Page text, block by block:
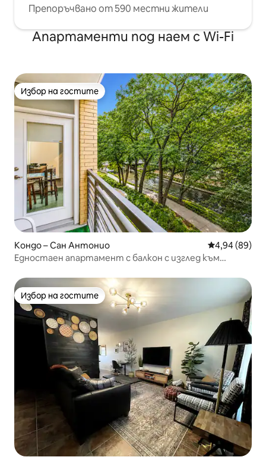
Препоръчвано от 590 местни жители
Апартаменти под наем с Wi-Fi
Избор на гостите
Избор на гостите
Кондо – Сан Антонио Средна
4,94 (89)
Едностаен апартамент с балкон с изглед към
Избор на гостите
Избор на гостите